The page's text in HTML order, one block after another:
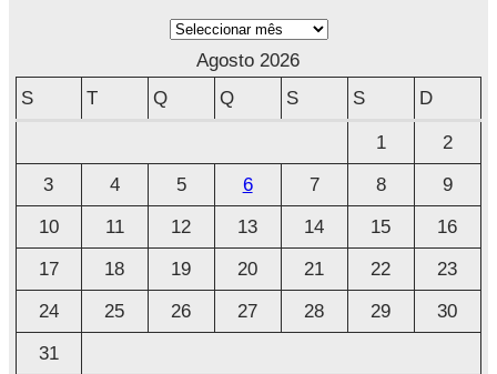
A
v
o
Agosto 2026
S
T Q Q S S D
1
2
3
4 5 6 7 8
9
10
11 12 13 14 15
16
17
18 19 20 21 22
23
24
25 26 27 28 29
30
31